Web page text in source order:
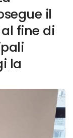
il
fine di
la